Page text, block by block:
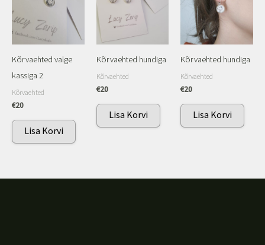
Kõrvaehted valge
kassiga 2
Kõrvaehted
€20
Lisa Korvi
Kõrvaehted hundiga
Kõrvaehted
€20
Lisa Korvi
Kõrvaehted hundiga
Kõrvaehted
€20
Lisa Korvi